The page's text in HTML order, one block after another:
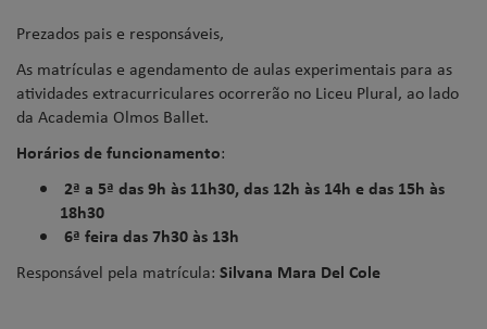
Prezados pais e responsáveis,
As matrículas e agendamento de aulas experimentais para as
atividades extracurriculares ocorrerão no Liceu Plural, ao lado
da Academia Olmos Ballet.
Horários de funcionamento:
2ª a 5ª das 9h às 11h30,das 12h às 14h e das 15h às
18h30
6ª feira das 7h30 às 13h
Responsável pela matrícula: Silvana Mara Del Cole